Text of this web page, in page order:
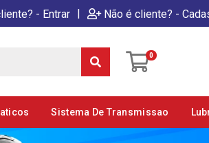
- Entrar | Não é cliente? -
0
Sistema De Transmissao